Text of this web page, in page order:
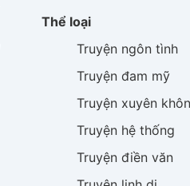
Thể loại
Truyện ngôn tình
Truyệnđam mỹ
Truyện xuyên
Truyện hệ thống
Truyệnđiền văn